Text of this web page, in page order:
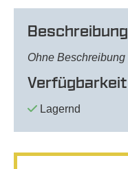
Beschreibung
Ohne Beschreibung
Verfügbarkeit
Lagernd